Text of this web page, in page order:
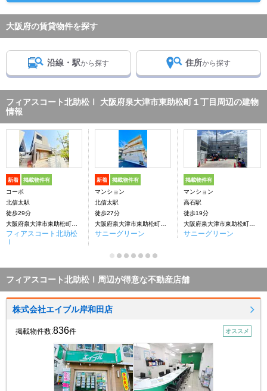
大阪府の賃貸物件を探す
沿線・駅から探す 住所から探す
フィアスコート北助松Ⅰ 大阪府泉大津市東助松町１丁目周辺の建物
情報
新着 掲載物件有
コーポ
北信太駅
徒歩29分
フィアスコート北助松
Ⅰ
新着 掲載物件有
マンション
北信太駅
徒歩27分
サニーグリーン
掲載物件有
マンション
高石駅
徒歩19分
サニーグリーン
フィアスコート北助松Ⅰ周辺が得意な不動産店舗
株式会社エイブル岸和田店
掲載物件数:836件 オススメ